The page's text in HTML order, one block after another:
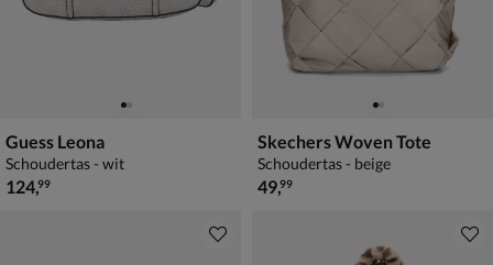
Guess Leona
Schoudertas - wit
€ 124,99
124,99
Skechers Woven Tote
Schoudertas - beige
€ 49,99
49,99